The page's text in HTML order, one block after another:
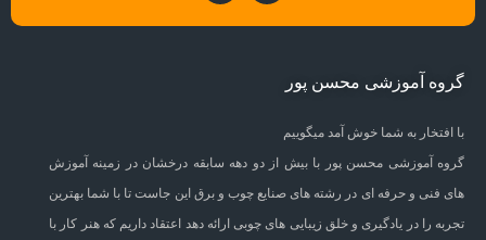
گروه آموزشی محسن پور
با افتخار به شما خوش آمد میگوییم
گروه آموزشی محسن پور با بیش از دو دهه سابقه درخشان در زمینه آموزش
های فنی و حرفه ای در رشته های صنایع چوب و برق این جاست تا با شما بهترین
تجربه را در یادگیری و خلق زیبایی های چوبی ارائه دهد اعتقاد داریم که هنر کار با